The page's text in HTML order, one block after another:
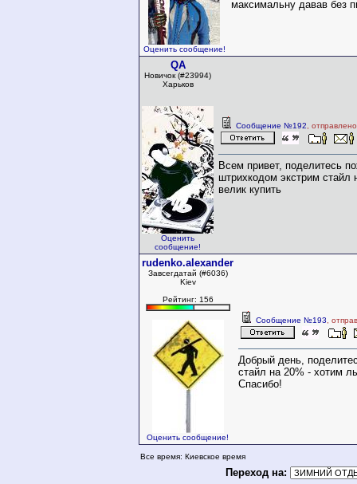
Оценить сообщение!
максимальну давав без
QA
Новичок (#23994)
Харьков
Оценить
сообщение!
Сообщение №192 ,
Всем привет, поделитесь
штрихкодом экстрим стайл
велик купить
rudenko.alexander
Завсегдатай (#6036)
Kiev
Рейтинг: 156
Оценить сообщение!
Сообщение №193 ,
Добрый день,
стайл на 20% - хотим
Спасибо!
Все время: Киевское время
Переход на: